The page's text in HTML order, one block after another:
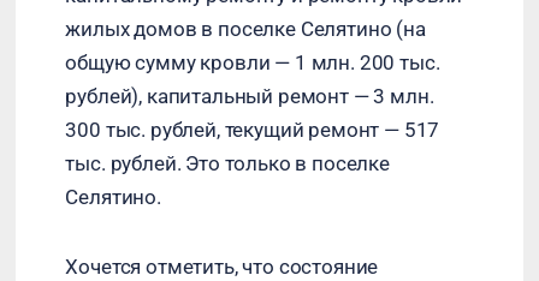
жилых домов в поселке Селятино (на
общую сумму кровли — 1 млн. 200 тыс.
рублей), капитальный ремонт — 3 млн.
300 тыс. рублей, текущий ремонт — 517
тыс. рублей. Это только в поселке
Селятино.
Хочется отметить, что состояние